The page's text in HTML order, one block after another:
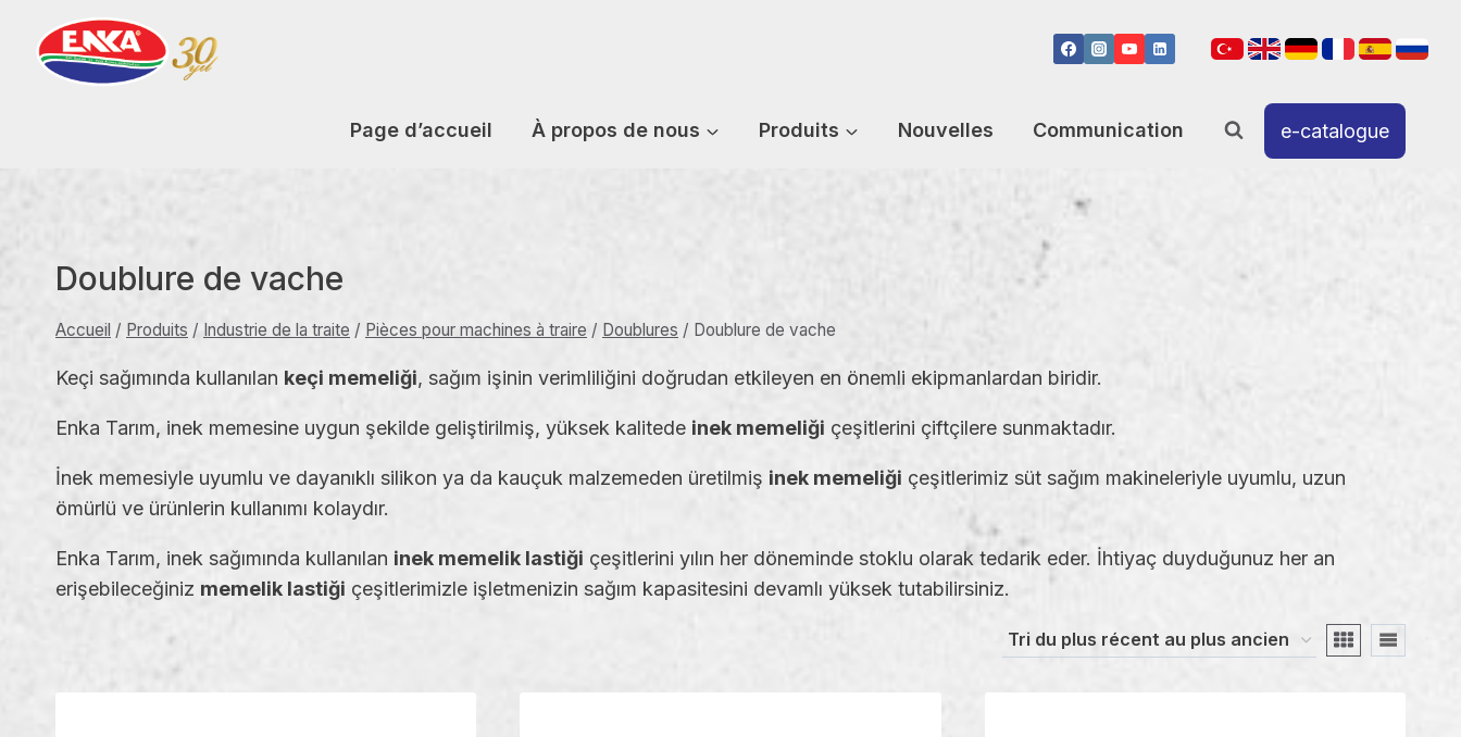
contenu
Page d’accueil À propos de nous Produits Nouvelles Communication e-catalogue
Doublure de vache
Accueil / Produits / Industrie de la traite / Pièces pour machines à traire / Doublures / Doublure de vache
Keçi sağımında kullanılan keçi memeliği, sağım işinin verimliliğini doğrudan etkileyen en önemli ekipmanlardan biridir.
Enka Tarım, inek memesine uygun şekilde geliştirilmiş, yüksek kalitede inek memeliği çeşitlerini çiftçilere sunmaktadır.
İnek memesiyle uyumlu ve dayanıklı silikon ya da kauçuk malzemeden üretilmiş inek memeliği çeşitlerimiz süt sağım makineleriyle uyumlu, uzun
ömürlü ve ürünlerin kullanımı kolaydır.
Enka Tarım, inek sağımında kullanılan inek memelik lastiği çeşitlerini yılın her döneminde stoklu olarak tedarik eder. İhtiyaç duyduğunuz her an
erişebileceğiniz memelik lastiği çeşitlerimizle işletmenizin sağım kapasitesini devamlı yüksek tutabilirsiniz.